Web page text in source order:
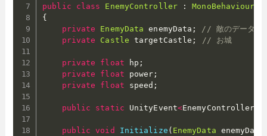
public class EnemyController :
MonoBehaviour
{
private
EnemyData enemyData ;
// 敵のデータ
private
Castle targetCastle ; // お城
private float hp ;
private
float power ;
private
float speed ;
public static UnityEvent<EnemyController
public void Initialize ( EnemyData enemyData